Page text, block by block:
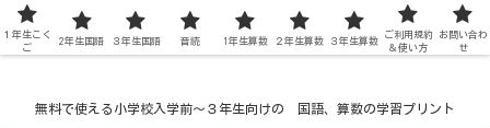
低学年の無料学習ドリル
無料で使える小学校入学前〜３年生向けの 国語、算数の学習プリント
１年生こく
ご
2年生国語 ３年生国語 音読 1年生算数 ２年生算数 ３年生算数
ご利用規約
＆使い方
お問い合わ
せ